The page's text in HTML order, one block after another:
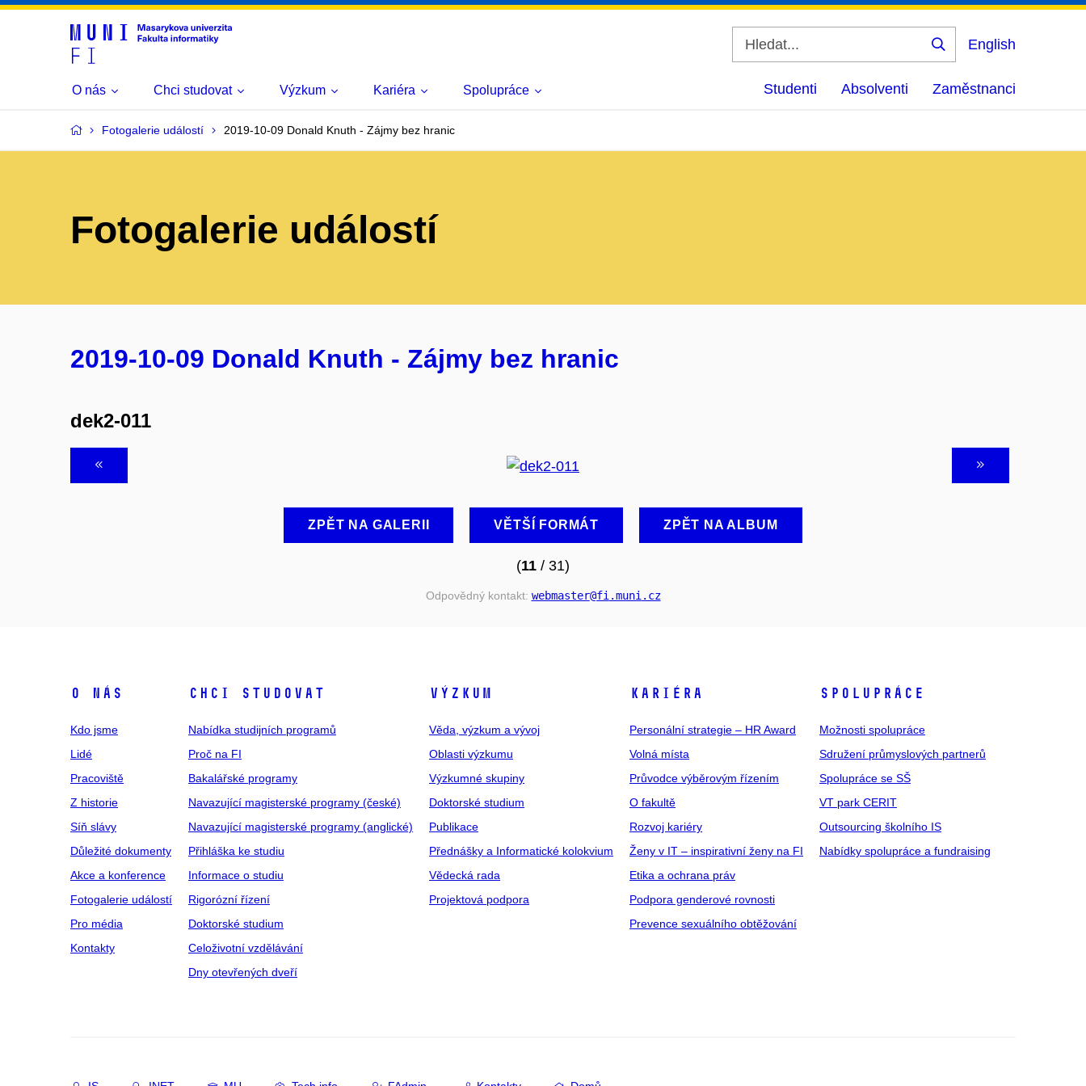
Vyhledat
English
O nás Chci studovat Výzkum Kariéra Spolupráce Studenti Absolventi Zaměstnanci
Fotogalerie událostí 2019-10-09 Donald Knuth - Zájmy bez hranic
Fotogalerie událostí
2019-10-09 Donald Knuth - Zájmy bez hranic
dek2-011
ZPĚT NA GALERII VĚTŠÍ FORMÁT ZPĚT NA ALBUM
(11 / 31)
Odpovědný kontakt: webmaster@fi .muni .cz
O NÁS
Kdo jsme
Lidé
Pracoviště
Z historie
Síň slávy
Důležité dokumenty
Akce a konference
Fotogalerie událostí
Pro média
Kontakty
CHCI STUDOVAT
Nabídka studijních programů
Proč na FI
Bakalářské programy
Navazující magisterské programy (české)
Navazující magisterské programy (anglické)
Přihláška ke studiu
Informace o studiu
Rigorózní řízení
Doktorské studium
Celoživotní vzdělávání
Dny otevřených dveří
VÝZKUM
Věda, výzkum a vývoj
Oblasti výzkumu
Výzkumné skupiny
Doktorské studium
Publikace
Přednášky a Informatické kolokvium
Vědecká rada
Projektová podpora
KARIÉRA
Personální strategie – HR Award
Volná místa
Průvodce výběrovým řízením
O fakultě
Rozvoj kariéry
Ženy v IT – inspirativní ženy na FI
Etika a ochrana práv
Podpora genderové rovnosti
Prevence sexuálního obtěžování
SPOLUPRÁCE
Možnosti spolupráce
Sdružení průmyslových partnerů
Spolupráce se SŠ
VT park CERIT
Outsourcing školního IS
Nabídky spolupráce a fundraising